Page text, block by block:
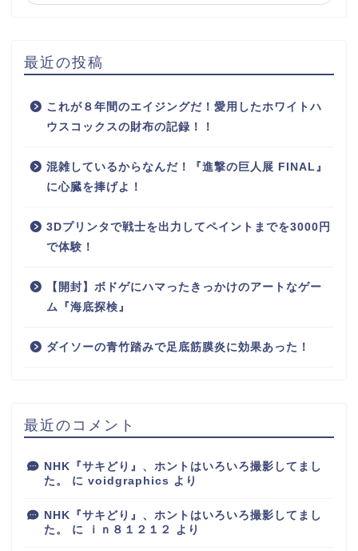
最近の投稿
これが８年間のエイジングだ！愛用したホワイトハ
ウスコックスの財布の記録！！
混雑しているからなんだ！『進撃の巨人展 FINAL』
に心臓を捧げよ！
3Dプリンタで戦士を出力してペイントまでを3000円
で体験！
【開封】ボドゲにハマったきっかけのアートなゲー
ム『海底探検』
ダイソーの青竹踏みで足底筋膜炎に効果あった！
最近のコメント
NHK『サキどり』、ホントはいろいろ撮影してまし
た。
に voidgraphics より
NHK『サキどり』、ホントはいろいろ撮影してまし
た。
に ｉｎ８１２１２ より